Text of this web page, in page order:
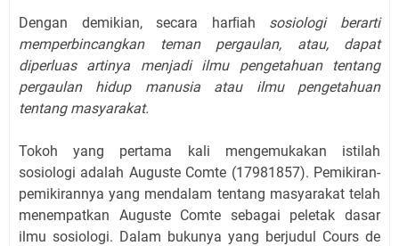
Dengan demikian, secara harﬁah sosiologi berarti
memperbincangkan teman pergaulan, atau, dapat
diperluas artinya menjadi ilmu pengetahuan tentang
pergaulan hidup manusia atau ilmu pengetahuan
tentang masyarakat.
Tokoh yang pertama kali mengemukakan istilah
sosiologi adalah Auguste Comte (17981857). Pemikiran-
pemikirannya yang mendalam tentang masyarakat telah
menempatkan Auguste Comte sebagai peletak dasar
ilmu sosiologi. Dalam bukunya yang berjudul Cours de